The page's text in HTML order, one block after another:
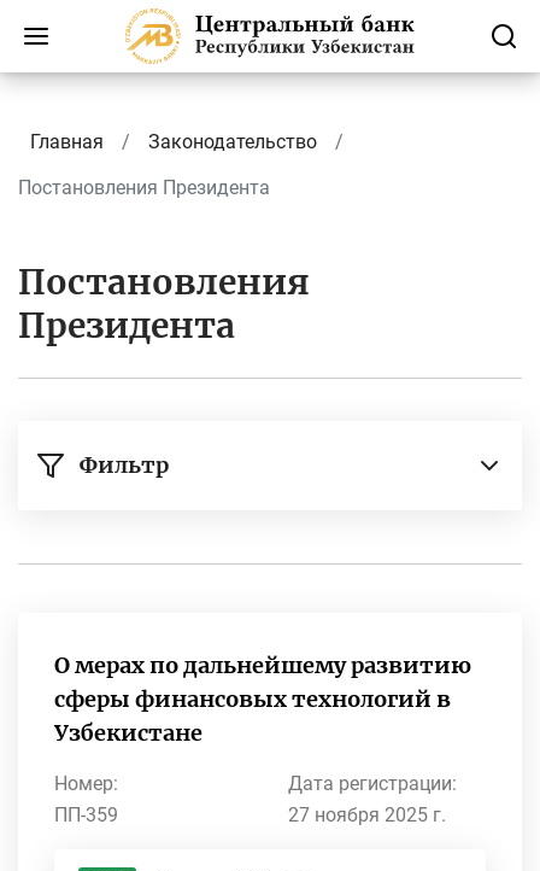
Главная
Законодательство
Постановления Президента
Постановления
Президента
Фильтр
О мерах по дальнейшему развитию
сферы финансовых технологий в
Узбекистане
Номер:
ПП-359
Дата регистрации:
27 ноября 2025 г.